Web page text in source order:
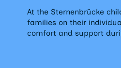
At the Sternenbrücke
families on their
comfort and support